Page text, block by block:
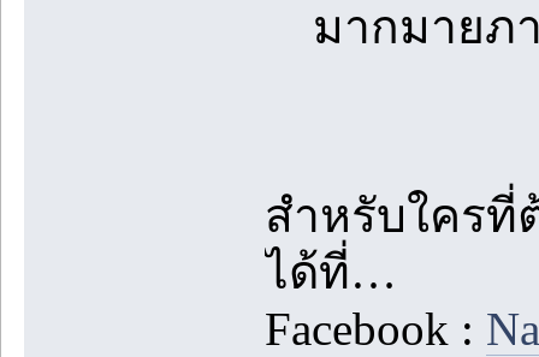
มากมายภ
สำหรับใครที่
ได้ที่…
Facebook :